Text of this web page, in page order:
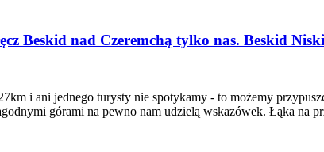
Beskid nad Czeremchą tylko nas. Beskid Niski
i ani jednego turysty nie spotykamy - to możemy
górami na pewno nam udzielą wskazówek. Łąka na